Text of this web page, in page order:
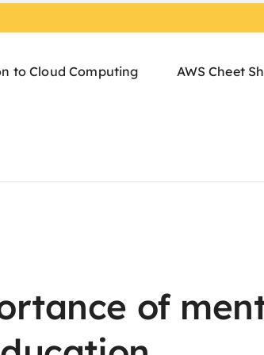
to Cloud Computing AWS Cheet
of